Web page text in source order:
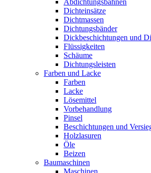
Abdichtungsbahnen
Dichteinsätze
Dichtmassen
Dichtungsbänder
Dickbeschichtungen und
Flüssigkeiten
Schäume
Dichtungsleisten
Farben und Lacke
Farben
Lacke
Lösemittel
Vorbehandlung
Pinsel
Beschichtungen und
Holzlasuren
Öle
Beizen
Baumaschinen
Maschinen